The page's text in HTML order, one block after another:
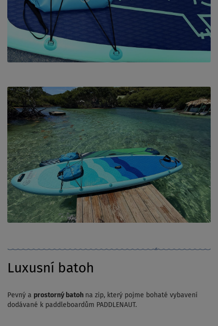
Luxusní batoh
Pevný a prostorný batoh na zip, který pojme bohaté vybavení
dodávané k paddleboardům PADDLENAUT.